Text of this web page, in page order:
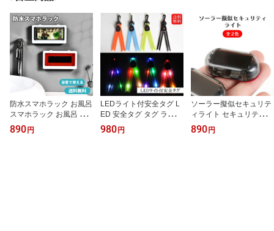
防水スマホラック お風呂
スマホラック お風呂 防
水スマホケース 壁掛けス
マホスタンド 貼り付け
890 円
LEDライト付安全タグ L
ED 安全タグ タグ ライト
夜間 散歩 自転車 ジョギ
ング 安心 防犯 事故 鞄 安
980 円
ソーラー擬似セキュリテ
ィライト セキュリティ
ライト 車上荒らし防止
ダミー 車 取り付け簡単
890 円